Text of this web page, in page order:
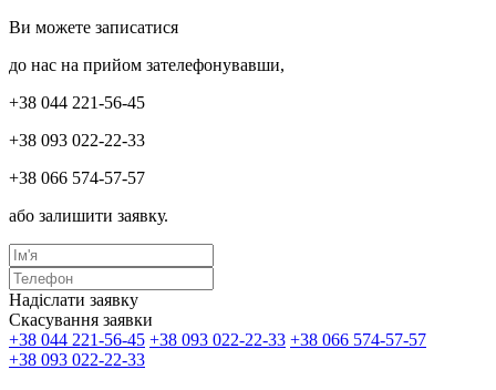
Ви можете записатися
до нас на прийом зателефонувавши,
+38 044 221-56-45
+38 093 022-22-33
+38 066 574-57-57
або залишити заявку.
Надіслати заявку
Скасування заявки
+38 044 221-56-45 +38 093 022-22-33 +38 066 574-57-57
+38 093 022-22-33